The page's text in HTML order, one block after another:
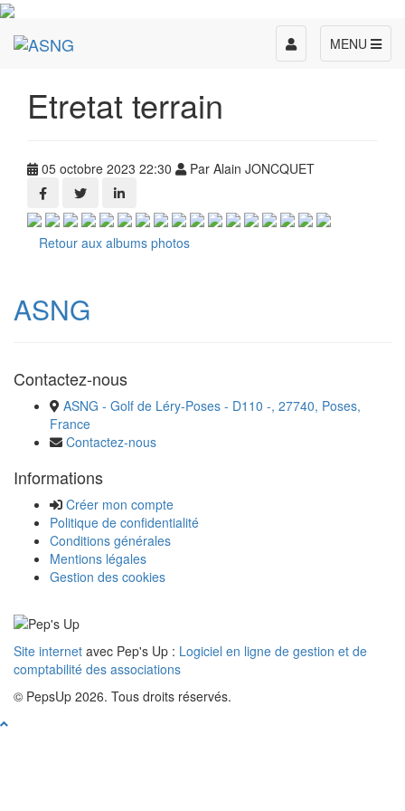
MENU
Toggle
navigation
Etretat terrain
05 octobre 2023 22:30 Par Alain JONCQUET
Retour aux albums photos
ASNG
Contactez-nous
ASNG - Golf de Léry-Poses - D110 -, 27740, Poses,
France
Contactez-nous
Informations
Créer mon compte
Politique de confidentialité
Conditions générales
Mentions légales
Gestion des cookies
Site internet avec Pep's Up : Logiciel en ligne de gestion et de
comptabilité des associations
© PepsUp 2026. Tous droits réservés.